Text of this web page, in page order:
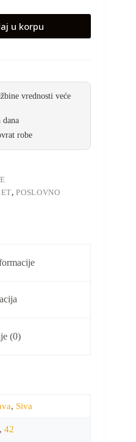
u korpu
vrednosti veće
robe
,POSLOVNO
(0)
, Siva
, 42